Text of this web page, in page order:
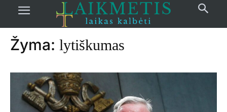
žymos Lytiškumas
Žyma: lytiškumas